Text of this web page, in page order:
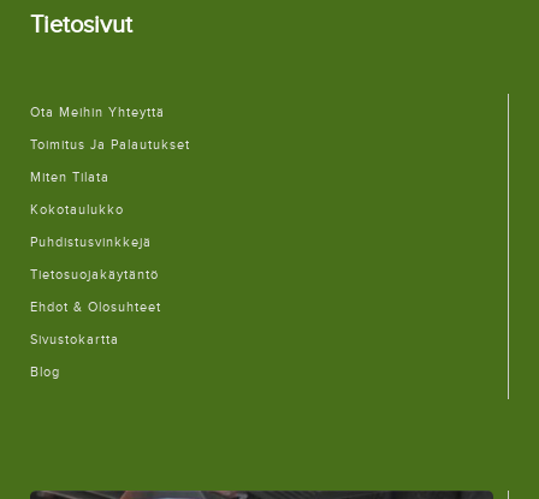
Tietosivut
Ota Meihin Yhteyttä
Toimitus Ja Palautukset
Miten Tilata
Kokotaulukko
Puhdistusvinkkejä
Tietosuojakäytäntö
Ehdot & Olosuhteet
Sivustokartta
Blog